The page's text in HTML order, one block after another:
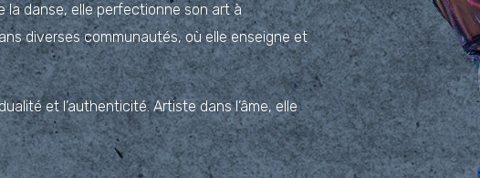
la danse, elle perfectionne son art à
diverses communautés, où elle enseigne et
et l’authenticité. Artiste dans l’âme, elle